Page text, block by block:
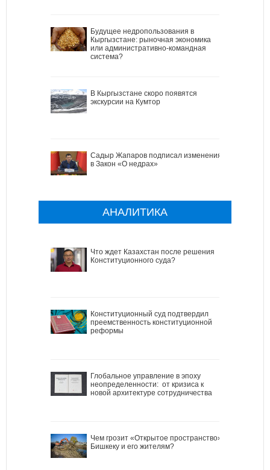
Будущее недропользования в
Кыргызстане: рыночная экономика
или административно-командная
система?
В Кыргызстане скоро появятся
экскурсии на Кумтор
Садыр Жапаров подписал изменения
в Закон «О недрах»
АНАЛИТИКА
Что ждет Казахстан после решения
Конституционного суда?
Конституционный суд подтвердил
преемственность конституционной
реформы
Глобальное управление в эпоху
неопределенности: от кризиса к
новой архитектуре сотрудничества
Чем грозит «Открытое пространство»
Бишкеку и его жителям?